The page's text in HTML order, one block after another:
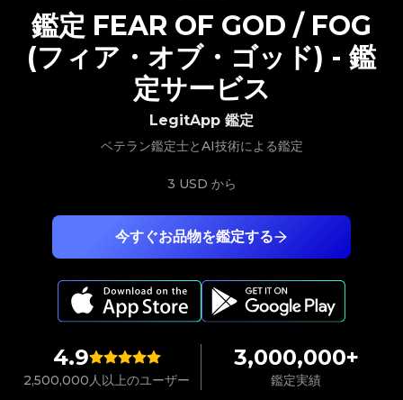
4.9
2,500,000人以上のユーザー
3,000,000+
鑑定実績
今すぐお品物を鑑定する
LegitApp 鑑定
ベテラン鑑定士とAI技術による鑑定
3 USD から
鑑定 FEAR OF GOD / FOG
(フィア・オブ・ゴッド) - 鑑
定サービス